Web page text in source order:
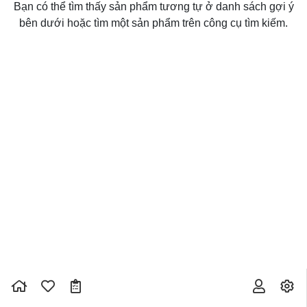
Bạn có thể tìm thấy sản phẩm tương tự ở danh sách gợi ý
bên dưới hoặc tìm một sản phẩm trên công cụ tìm kiếm.